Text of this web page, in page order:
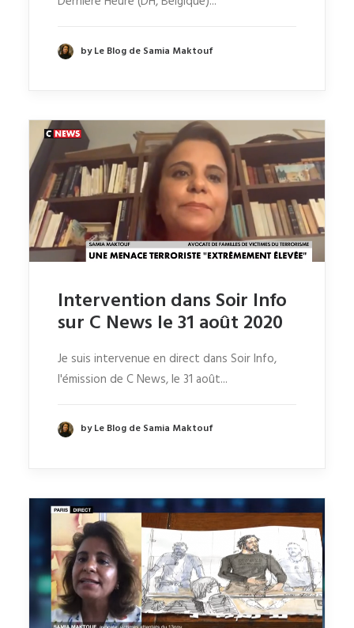
by Le Blog de Samia Maktouf
Intervention dans Soir Info
sur C News le 31 août 2020
Je suis intervenue en direct dans Soir Info,
l'émission de C News, le 31 août...
by Le Blog de Samia Maktouf